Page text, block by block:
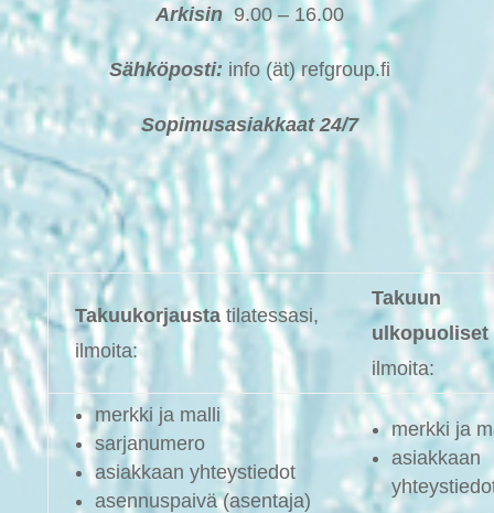
Arkisin9.00 – 16.00
Sähköposti: info (ät) refgroup.fi
Sopimusasiakkaat 24/7
Takuukorjausta tilatessasi,
ilmoita:
Takuun
ulkopuoliset
ilmoita:
merkki ja malli
sarjanumero
asiakkaan yhteystiedot
asennuspaivä (asentaja)
merkki ja
asiakkaan